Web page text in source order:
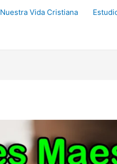
Nuestra Vida Cristiana